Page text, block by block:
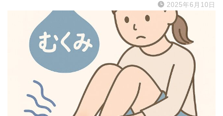
2025年6月10日